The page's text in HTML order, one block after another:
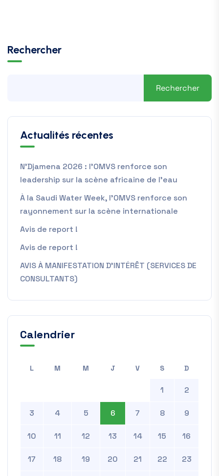
Rechercher
Rechercher
Actualités récentes
N’Djamena 2026 : l’OMVS renforce son
leadership sur la scène africaine de l’eau
À la Saudi Water Week, l’OMVS renforce son
rayonnement sur la scène internationale
Avis de report !
Avis de report !
AVIS À MANIFESTATION D’INTÉRÊT (SERVICES DE
CONSULTANTS)
Calendrier
L M M J V S D
1 2
3 4 5 6 7 8 9
10 11 12 13 14 15 16
17 18 19 20 21 22 23